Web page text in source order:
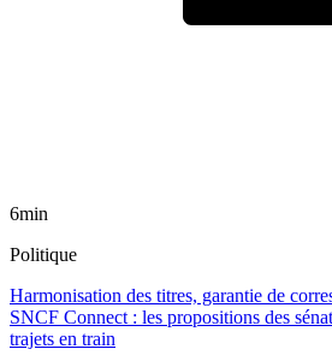
6min
Politique
Harmonisation des titres, garantie de
SNCF Connect : les propositions des
trajets en train